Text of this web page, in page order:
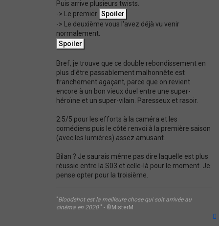
Puis arrive plusieurs twists.
-> Le premier
-> Le deuxième vous l'avez déjà vu venir
normalement.
Bref, je trouve que ce double rebondissement en
plus d'être passablement malhonnête est
franchement agaçant, parce que on revient
encore à un bon vieux duel entre une super-
héroïne et un super-vilain. Paresseux et rasoir.
2.5/5 pour les efforts à la caméra et les
comédiens puis le côté renvoi à la première saison
(avec les lumières) assez amusant.
Bilan ? Je saurais même pas dire laquelle est plus
réussie entre la S03 et celle-là pour le moment. Je
pense opter pour la troisième.
"Bloodshot est la meilleure chose qui soit arrivée au
cinéma en 2020 " - ©MisterM